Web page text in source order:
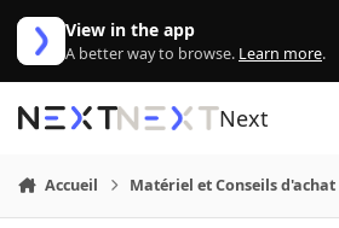
Aller au contenu
View in the app
A better way to browse. Learn more.
Next
Accueil Matériel et Conseils d'achat